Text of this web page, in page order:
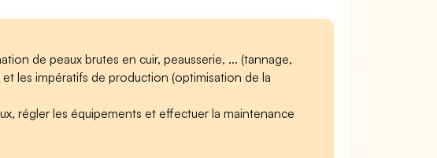
de peaux brutes en cuir, peausserie, ... (tannage,
les impératifs de production (optimisation de la
régler les équipements et effectuer la maintenance